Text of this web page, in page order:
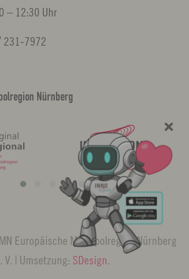
– 12:30 Uhr
231-7972
Nürnberg
Europäische Metropolregion Nürnberg
V. | Umsetzung: SDesign.